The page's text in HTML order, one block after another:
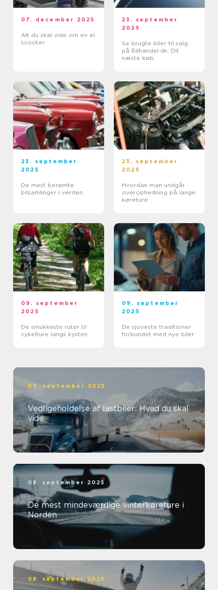
07. december 2025
Alt du skal vide om en el
scooter
23. september
2025
Se brugte biler til salg
på Bilhandel.dk: Dit
næste køb
23. september
2025
De mest berømte
bilsamlinger i verden
23. september
2025
Hvordan man undgår
overophedning på lange
køreture
09. september
2025
De smukkeste ruter til
cykelture langs kysten
09. september
2025
De sjoveste traditioner
forbundet med nye biler
09. september 2025
Vedligeholdelse af lastbiler: Hvad du skal
vide
08. september 2025
De mest mindeværdige vinterkøreture i
Norden
08. september 2025